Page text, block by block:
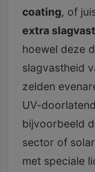
coating, of
extra slagvast
hoewel deze
slagvastheid
zelden
UV-
bijvoorbeeld
sector of
met speciale